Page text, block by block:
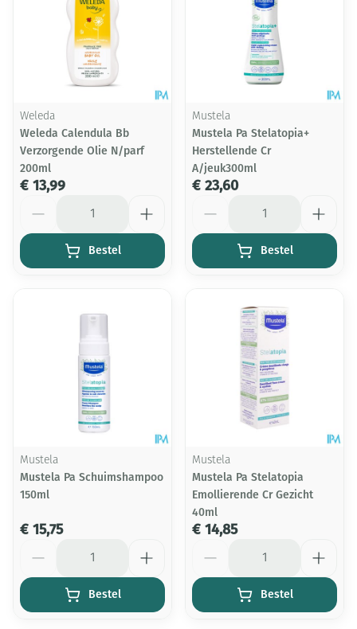
Weleda
Weleda Calendula Bb
Verzorgende Olie N/parf
200ml
€ 13,99
Bestel
Mustela
Mustela Pa Stelatopia+
Herstellende Cr
A/jeuk300ml
€ 23,60
Bestel
Mustela
Mustela Pa Schuimshampoo
150ml
€ 15,75
Bestel
Mustela
Mustela Pa Stelatopia
Emollierende Cr Gezicht
40ml
€ 14,85
Bestel